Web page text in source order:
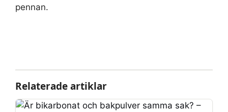
pennan.
Relaterade artiklar